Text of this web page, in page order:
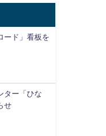
ード」看板を
ター「ひな
せ